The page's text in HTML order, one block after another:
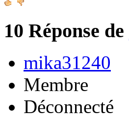
10 Réponse de
mika31240
Membre
Déconnecté